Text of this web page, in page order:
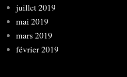
juillet 2019
mai 2019
mars 2019
février 2019